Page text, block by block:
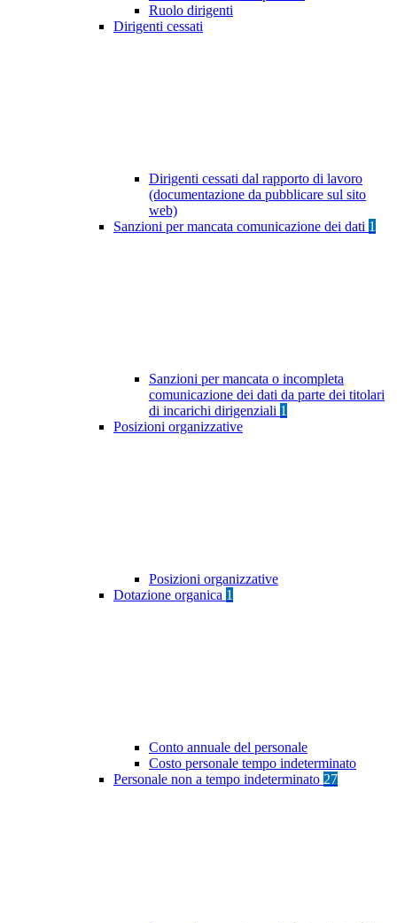
Ruolo dirigenti
Dirigenti cessati
Dirigenti cessati dal rapporto di lavoro
(documentazione da pubblicare sul sito
web)
Sanzioni per mancata comunicazione dei dati 1
Sanzioni per mancata o incompleta
comunicazione dei dati da parte dei titolari
di incarichi dirigenziali 1
Posizioni organizzative
Posizioni organizzative
Dotazione organica 1
Conto annuale del personale
Costo personale tempo indeterminato
Personale non a tempo indeterminato 27